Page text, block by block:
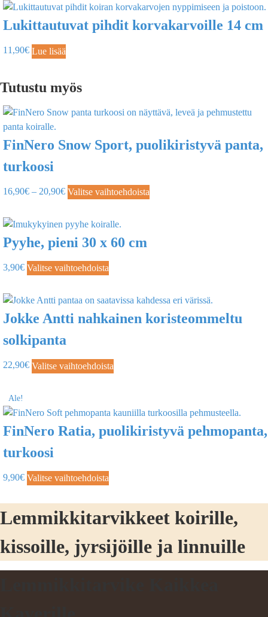
Lukittautuvat pihdit korvakarvoille 14 cm
11,90€ Lue lisää
Tutustu myös
FinNero Snow Sport, puolikiristyvä panta,
turkoosi
16,90€ – 20,90€ Valitse vaihtoehdoista
Pyyhe, pieni 30 x 60 cm
3,90€ Valitse vaihtoehdoista
Jokke Antti nahkainen koristeommeltu
solkipanta
22,90€ Valitse vaihtoehdoista
Ale!
FinNero Ratia, puolikiristyvä pehmopanta,
turkoosi
9,90€ Valitse vaihtoehdoista
Lemmikkitarvikkeet koirille,
kissoille, jyrsijöille ja linnuille